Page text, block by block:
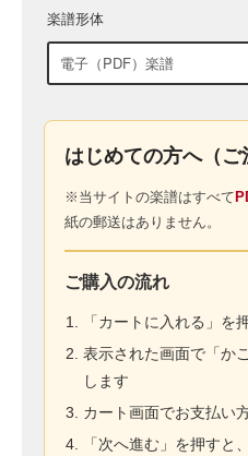
楽譜形体
はじめての方へ（ご
※当サイトの楽譜はすべて
紙の郵送はありません。
ご購入の流れ
「カートに入れる」を
表示された画面で「か
します
カート画面でお支払い
「次へ進む」を押すと